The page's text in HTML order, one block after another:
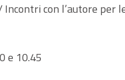
Incontri con l’autore per
e 10.45